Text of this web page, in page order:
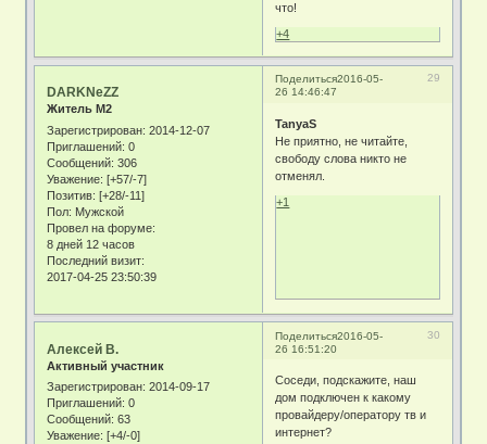
что!
+4
Поделиться 29
2016-05-
26 14:46:47
DARKNeZZ
Житель М2
Зарегистрирован: 2014-12-07
Приглашений: 0
Сообщений: 306
Уважение: [+57/-7]
Позитив: [+28/-11]
Пол: Мужской
Провел на форуме:
8 дней 12 часов
Последний визит:
2017-04-25 23:50:39
TanyaS
Не приятно, не читайте,
свободу слова никто не
отменял.
+1
Поделиться 30
2016-05-
26 16:51:20
Алексей В.
Активный участник
Зарегистрирован: 2014-09-17
Приглашений: 0
Сообщений: 63
Уважение: [+4/-0]
Соседи, подскажите, наш
дом подключен к какому
провайдеру/оператору тв и
интернет?